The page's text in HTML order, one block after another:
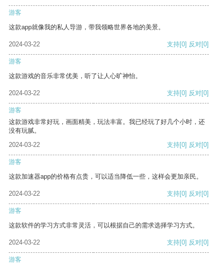
游客
这款app就像我的私人导游，带我领略世界各地的美景。
2024-03-22 支持[0] 反对[0]
游客
这款游戏的音乐非常优美，听了让人心旷神怡。
2024-03-22 支持[0] 反对[0]
游客
这款游戏非常好玩，画面精美，玩法丰富。我已经玩了好几个小时，还
没有玩腻。
2024-03-22
支持[0] 反对[0]
游客
这款加速器app的价格有点贵，可以适当降低一些，这样会更加亲民。
2024-03-22 支持[0] 反对[0]
游客
这款软件的学习方式非常灵活，可以根据自己的需求选择学习方式。
2024-03-22 支持[0] 反对[0]
游客